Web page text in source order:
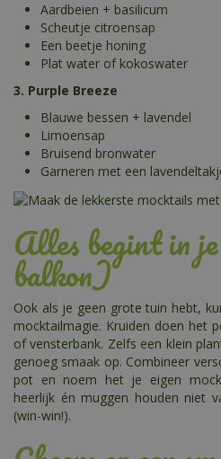
Aardbeien + basilicum
Scheutje citroensap
Een beetje honing
Plat water of kokoswater
3. Purple Breeze
Blauwe bessen + lavendel
Limoensap
Bruisend bronwater
Garneren met een
Alles begint in
balkon)
Ook als je geen grote tuin hebt,
mocktailmagie. Kruiden doen het
of vensterbank. Zelfs een klein
genoeg smaak op. Combineer
pot en noem het je eigen
heerlijk én muggen houden niet
(win-win!).